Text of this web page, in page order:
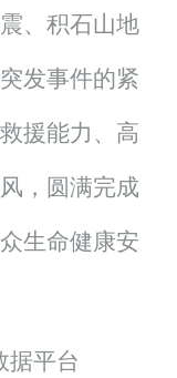
、 积石山地
发事件的紧
援能力、高
，圆满完成
生命健康安
平台